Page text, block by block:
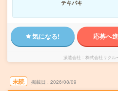
テキパキ
気になる! 応募へ
派遣会社 株式会社リクル
未読 掲載日 2026/08/09